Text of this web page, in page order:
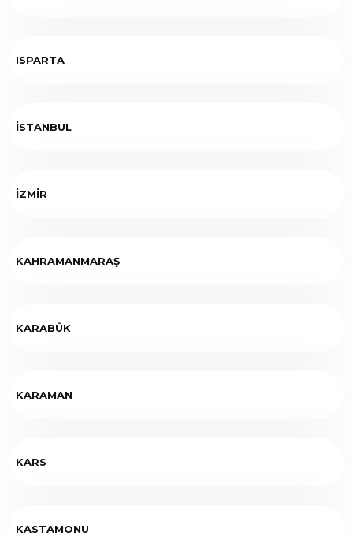
ISPARTA
İSTANBUL
İZMİR
KAHRAMANMARAŞ
KARABÜK
KARAMAN
KARS
KASTAMONU